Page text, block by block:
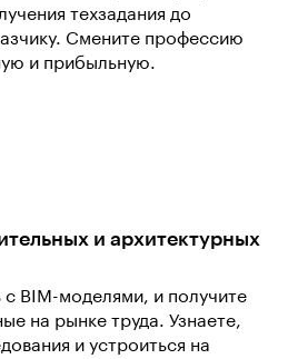
техзадания до
Смените профессию
и прибыльную.
и архитектурных
с BIM-моделями, и получите
на рынке труда. Узнаете,
и устроиться на